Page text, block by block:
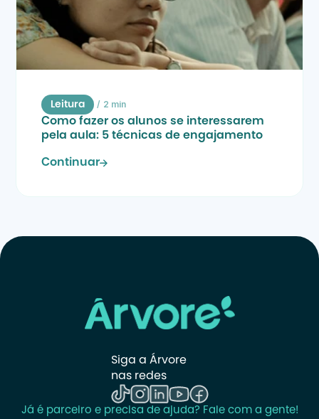
Leitura / 2 min
Como fazer os alunos se interessarem
pela aula: 5 técnicas de engajamento
Continuar
Siga a Árvore
nas redes
Já é parceiro e precisa de ajuda? Fale com a gente!